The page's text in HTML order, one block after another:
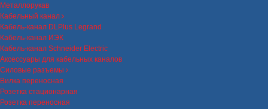
Металлорукав
Кабельный канал
Кабель-канал DLPlus Legrand
Кабель-канал ИЭК
Кабель-канал Schneider Electric
Аксессуары для кабельных каналов
Силовые разъемы
Вилка переносная
Розетка стационарная
Розетка переносная